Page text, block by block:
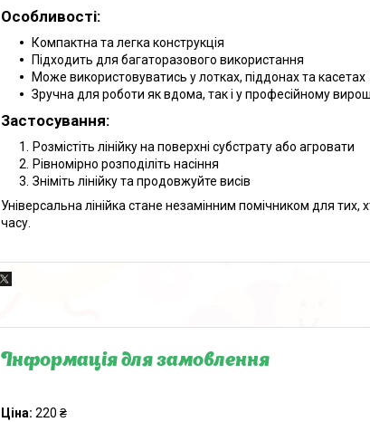
Особливості:
Компактна та легка конструкція
Підходить для багаторазового використання
Може використовуватись у лотках, піддонах та касетах
Зручна для роботи як вдома, так і у професійному
Застосування:
Розмістіть лінійку на поверхні субстрату або агровати
Рівномірно розподіліть насіння
Зніміть лінійку та продовжуйте висів
Універсальна лінійка стане незамінним помічником для тих,
часу.
Інформація для замовлення
Ціна: 220 ₴